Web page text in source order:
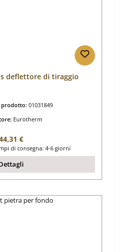
deflettore di tiraggio
prodotto: 01031849
Eurotherm
normale:
€
di consegna: 4-6 giorni